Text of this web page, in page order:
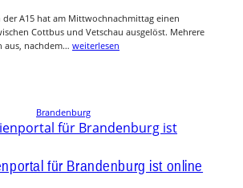
der A15 hat am Mittwochnachmittag einen
Cottbus und Vetschau ausgelöst. Mehrere
aus, nachdem… weiterlesen
Brandenburg
für Brandenburg ist online